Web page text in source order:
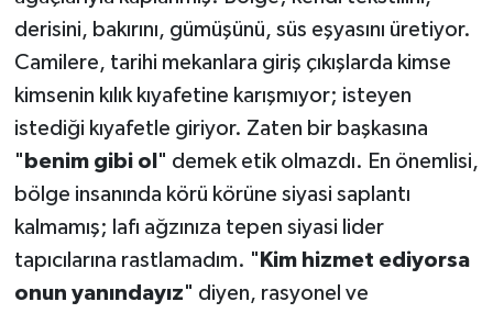
derisini, bakırını, gümüşünü, süs eşyasını üretiyor.
Camilere, tarihi mekanlara giriş çıkışlarda kimse
kimsenin kılık kıyafetine karışmıyor; isteyen
istediği kıyafetle giriyor. Zaten bir başkasına
" benim gibi ol " demek etik olmazdı. En önemlisi,
bölge insanında körü körüne siyasi saplantı
kalmamış; lafı ağzınıza tepen siyasi lider
tapıcılarına rastlamadım. " Kim hizmet ediyorsa
onun yanındayız" diyen, rasyonel ve